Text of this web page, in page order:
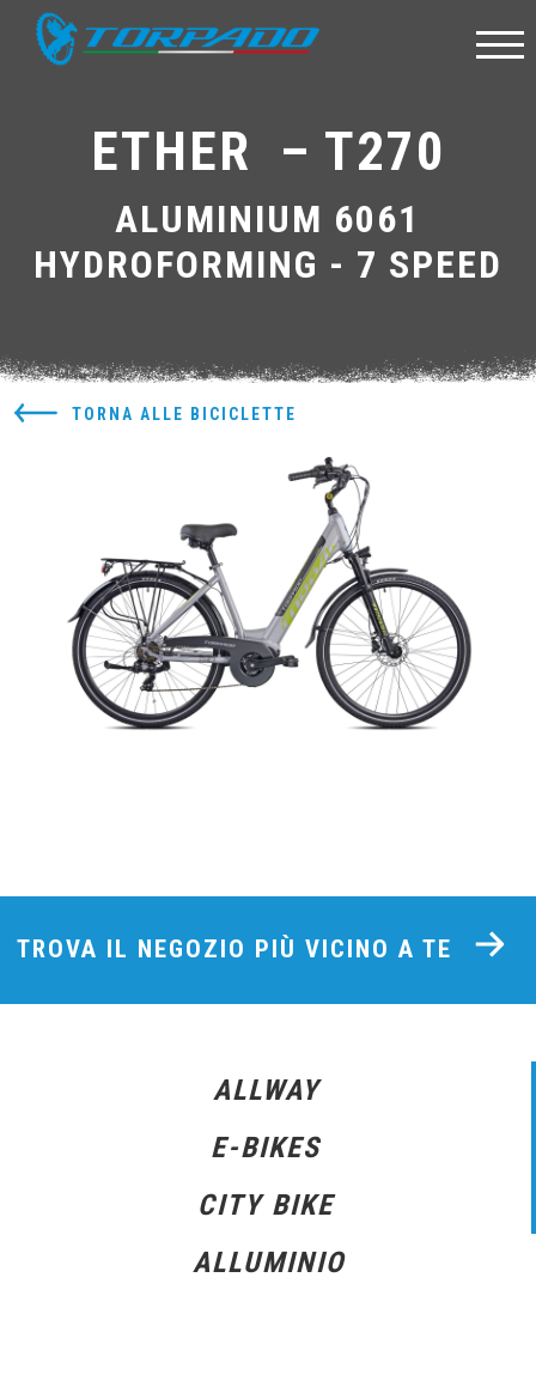
ETHER  – T270
ALUMINIUM 6061
HYDROFORMING - 7 SPEED
TORNA ALLE BICICLETTE
TROVA IL NEGOZIO PIÙ VICINO A TE
ALLWAY
E-BIKES
CITY BIKE
ALLUMINIO